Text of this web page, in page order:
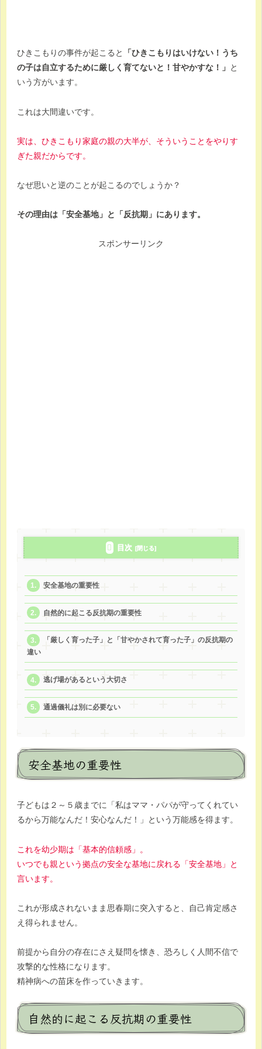
ひきこもりの事件が起こると
「ひきこもりはいけない！うち
の子は自立するために厳しく育てないと！甘やかすな！」 と
いう方がいます。
これは大間違いです。
実は、ひきこもり家庭の親の大半が、そういうことをやりす
ぎた親だからです。
なぜ思いと逆のことが起こるのでしょうか？
その理由は「安全基地」と「反抗期」にあります。
スポンサーリンク
目次
安全基地の重要性
自然的に起こる反抗期の重要性
「厳しく育った子」と「甘やかされて育った子」の反抗期の
違い
逃げ場があるという大切さ
通過儀礼は別に必要ない
安全基地の重要性
子どもは２～５歳までに「私はママ・パパが守ってくれてい
るから万能なんだ！安心なんだ！」という万能感を得ます。
これを幼少期は「基本的信頼感」。
いつでも親という拠点の安全な基地に戻れる「安全基地」と
言います。
これが形成されないまま思春期に突入すると、自己肯定感さ
え得られません。
前提から自分の存在にさえ疑問を懐き、恐ろしく人間不信で
攻撃的な性格になります。
精神病への苗床を作っていきます。
自然的に起こる反抗期の重要性